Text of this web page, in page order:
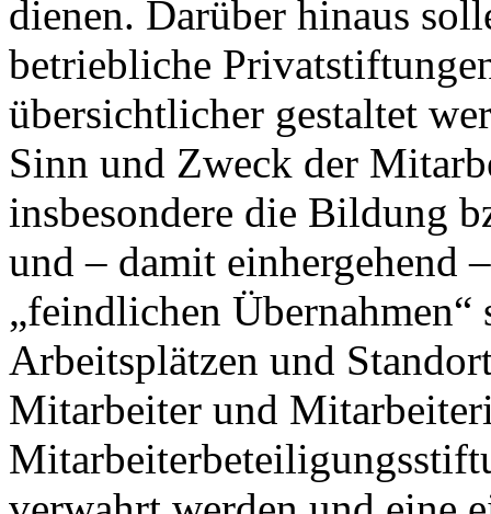
dienen. Darüber hinaus
betriebliche
übersichtlicher gestaltet
Sinn und Zweck der
insbesondere die Bildung
und – damit einhergehend
„feindlichen
Arbeitsplätzen und
Mitarbeiter und